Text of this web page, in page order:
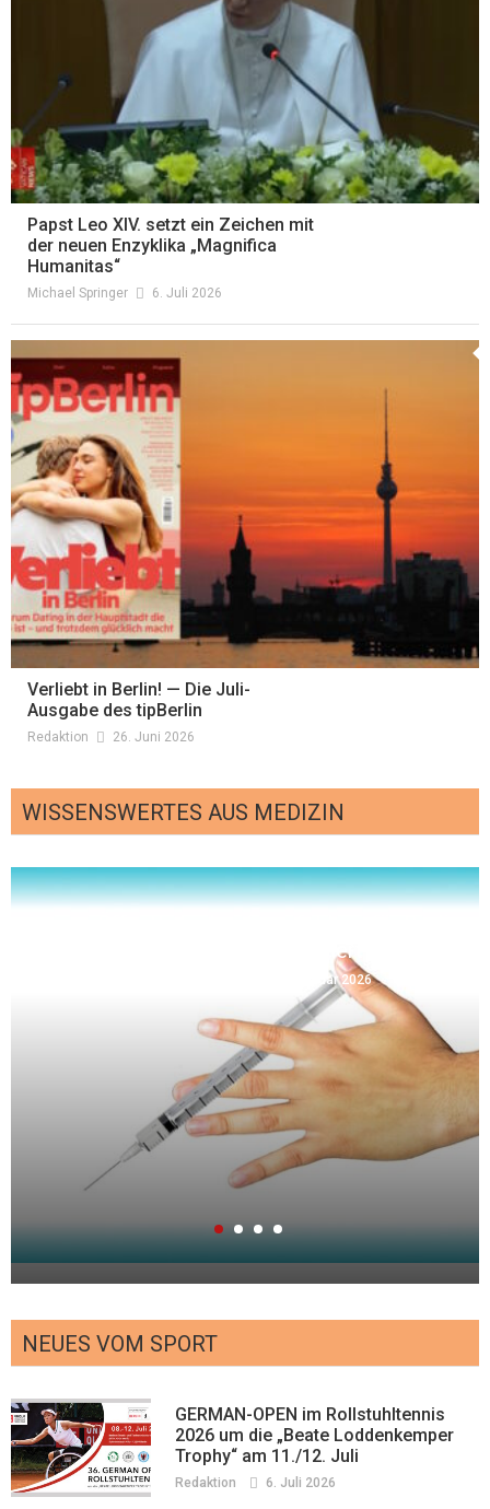
Papst Leo XIV. setzt ein Zeichen mit
der neuen Enzyklika „Magnifica
Humanitas“
Michael Springer 6. Juli 2026
Verliebt in Berlin! — Die Juli-
Ausgabe des tipBerlin
Redaktion 26. Juni 2026
WISSENSWERTES AUS MEDIZIN
wurde aktualisiert
24. Februar 2026
NEUES VOM SPORT
GERMAN-OPEN im Rollstuhltennis
2026 um die „Beate Loddenkemper
Trophy“ am 11./12. Juli
Redaktion 6. Juli 2026